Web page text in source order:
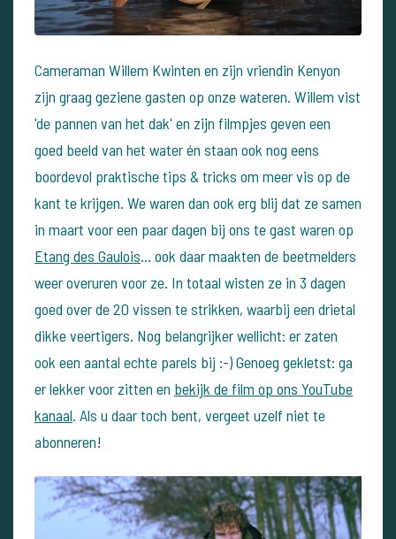
Cameraman Willem Kwinten en zijn vriendin Kenyon
zijn graag geziene gasten op onze wateren. Willem vist
'de pannen van het dak' en zijn filmpjes geven een
goed beeld van het water én staan ook nog eens
boordevol praktische tips & tricks om meer vis op de
kant te krijgen. We waren dan ook erg blij dat ze samen
in maart voor een paar dagen bij ons te gast waren op
Etang des Gaulois... ook daar maakten de beetmelders
weer overuren voor ze. In totaal wisten ze in 3 dagen
goed over de 20 vissen te strikken, waarbij een drietal
dikke veertigers. Nog belangrijker wellicht: er zaten
ook een aantal echte parels bij :-) Genoeg gekletst: ga
er lekker voor zitten en bekijk de film op ons YouTube
kanaal. Als u daar toch bent, vergeet uzelf niet te
abonneren!